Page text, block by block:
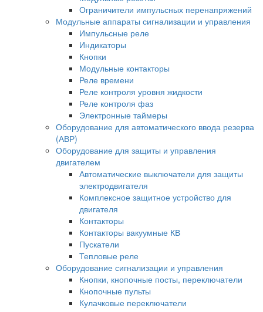
Ограничители импульсных перенапряжений
Модульные аппараты сигнализации и управления
Импульсные реле
Индикаторы
Кнопки
Модульные контакторы
Реле времени
Реле контроля уровня жидкости
Реле контроля фаз
Электронные таймеры
Оборудование для автоматического ввода резерва
(АВР)
Оборудование для защиты и управления
двигателем
Автоматические выключатели для защиты
электродвигателя
Комплексное защитное устройство для
двигателя
Контакторы
Контакторы вакуумные КВ
Пускатели
Тепловые реле
Оборудование сигнализации и управления
Кнопки, кнопочные посты, переключатели
Кнопочные пульты
Кулачковые переключатели